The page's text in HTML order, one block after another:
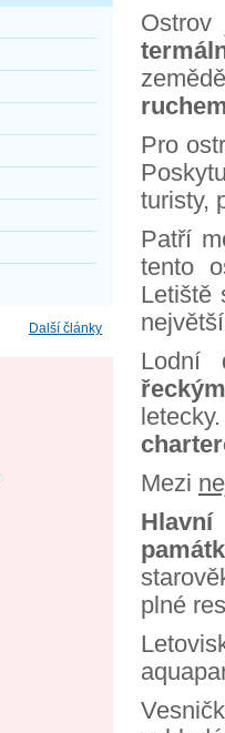
Další články
Pro
turisty,
Patří
tento
Letiště
Lodní
Mezi
plné